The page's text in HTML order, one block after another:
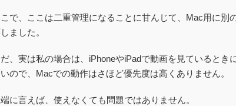
で、ここは二重管理になることに甘んじて、Mac用に別
ました。
、実は私の場合は、iPhoneやiPadで動画を見ているとき
ので、Macでの動作はさほど優先度は高くありません。
に言えば、使えなくても問題ではありません。